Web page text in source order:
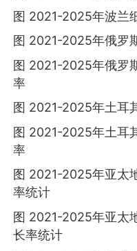
图 2021-2025年波兰
图 2021-2025年俄罗
图 2021-2025年俄罗
率
图 2021-2025年土耳
图 2021-2025年土耳
率
图 2021-2025年亚太
率统计
图 2021-2025年亚太
长率统计